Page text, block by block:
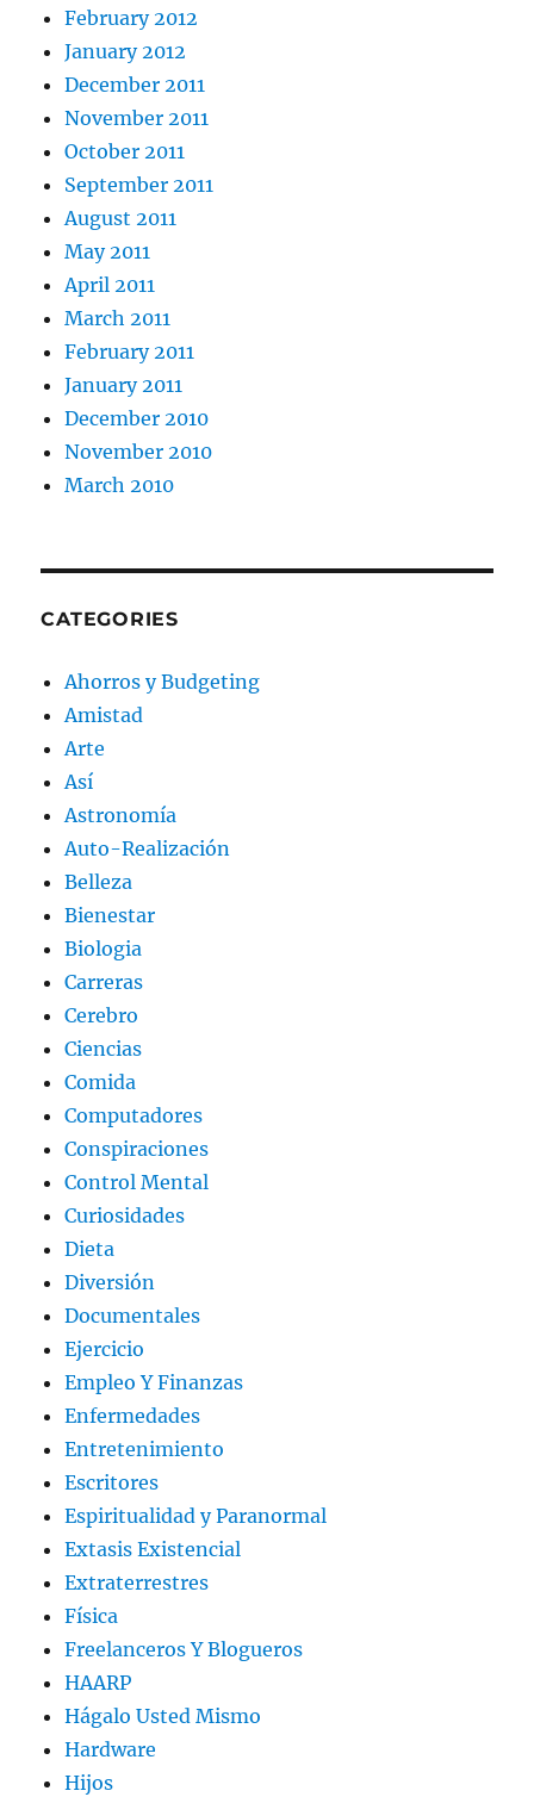
February 2012
January 2012
December 2011
November 2011
October 2011
September 2011
August 2011
May 2011
April 2011
March 2011
February 2011
January 2011
December 2010
November 2010
March 2010
CATEGORIES
Ahorros y Budgeting
Amistad
Arte
Así
Astronomía
Auto-Realización
Belleza
Bienestar
Biologia
Carreras
Cerebro
Ciencias
Comida
Computadores
Conspiraciones
Control Mental
Curiosidades
Dieta
Diversión
Documentales
Ejercicio
Empleo Y Finanzas
Enfermedades
Entretenimiento
Escritores
Espiritualidad y Paranormal
Extasis Existencial
Extraterrestres
Física
Freelanceros Y Blogueros
HAARP
Hágalo Usted Mismo
Hardware
Hijos